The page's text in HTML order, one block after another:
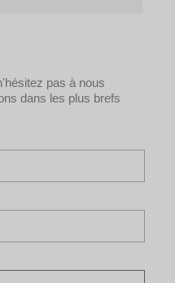
pas à nous
dans les plus brefs